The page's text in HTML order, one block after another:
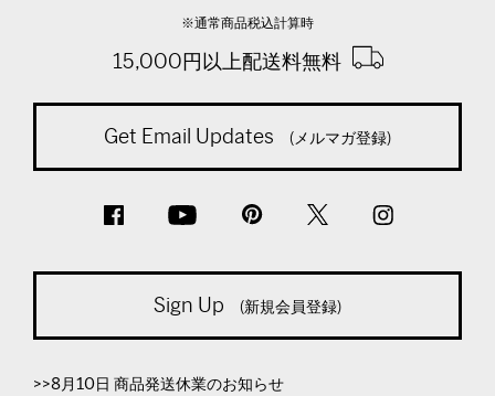
※通常商品税込計算時
15,000円以上配送料無料
Get Email Updates (メルマガ登録)
Sign Up (新規会員登録)
>>8月10日 商品発送休業のお知らせ